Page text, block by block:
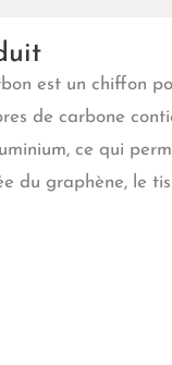
est un chiffon
de carbone
ce qui
du graphène, le